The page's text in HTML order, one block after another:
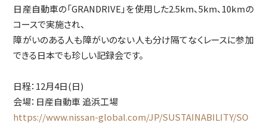
日産自動車の「GRANDRIVE」を使用した2.5km、5km、10kmの
コースで実施され、
障がいのある人も障がいのない人も分け隔てなくレースに参加
できる日本でも珍しい記録会です。
日程：12月4日(日)
会場：日産自動車 追浜工場
https://www.nissan-global.com/JP/SUSTAINABILITY/SO